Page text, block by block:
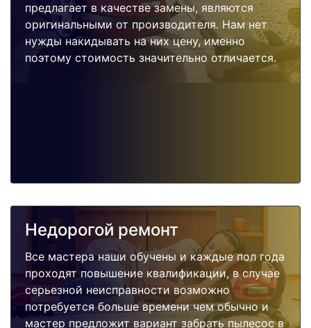
предлагает в качестве замены, являются
оригинальными от производителя. Нам нет
нужды накидывать на них цену, именно
поэтому стоимость значительно отличается.
Недорогой ремонт
Все мастера наши обучены и каждые пол года
проходят повышение квалификации, в случае
серьезной неисправности возможно
потребуется больше времени чем обычно и
мастер предложит вариант забрать пылесос в